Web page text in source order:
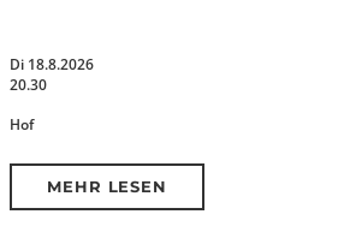
Di 18.8.2026
20.30
Hof
MEHR LESEN